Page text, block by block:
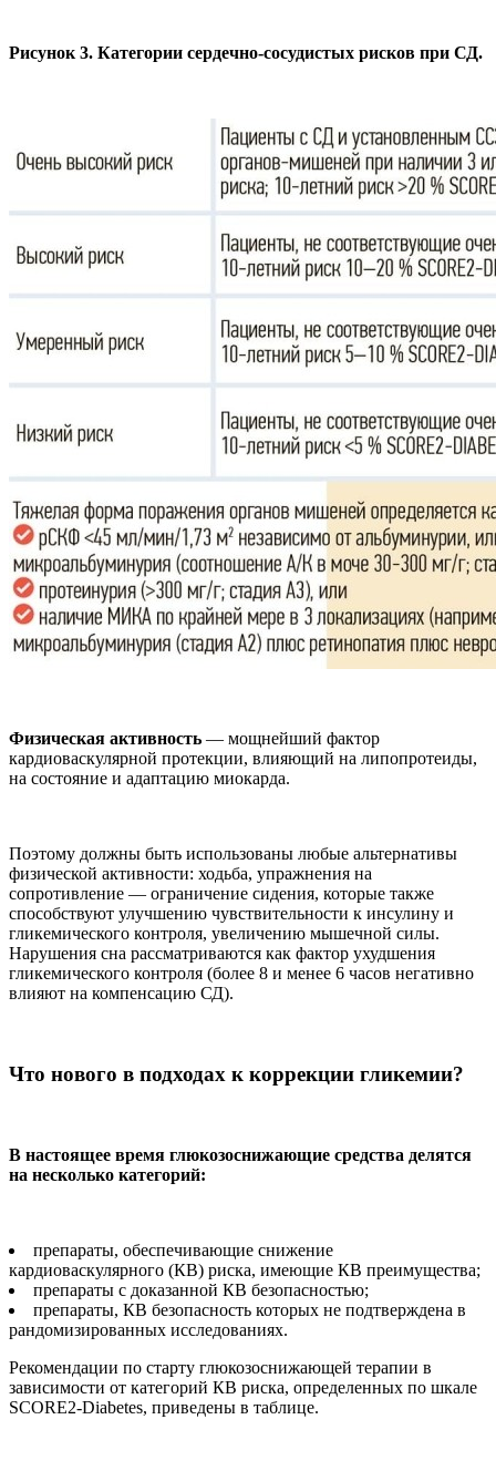
Рисунок 3. Категории сердечно-сосудистых рисков при СД.
Физическая активность — мощнейший фактор
кардиоваскулярной протекции, влияющий на липопротеиды,
на состояние и адаптацию миокарда.
Поэтому должны быть использованы любые альтернативы
физической активности: ходьба, упражнения на
сопротивление — ограничение сидения, которые также
способствуют улучшению чувствительности к инсулину и
гликемического контроля, увеличению мышечной силы.
Нарушения сна рассматриваются как фактор ухудшения
гликемического контроля (более 8 и менее 6 часов негативно
влияют на компенсацию СД).
Что нового в подходах к коррекции гликемии?
В настоящее время глюкозоснижающие средства делятся
на несколько категорий:
препараты, обеспечивающие снижение
кардиоваскулярного (КВ) риска, имеющие КВ преимущества;
препараты с доказанной КВ безопасностью;
препараты, КВ безопасность которых не подтверждена в
рандомизированных исследованиях.
Рекомендации по старту глюкозоснижающей терапии в
зависимости от категорий КВ риска, определенных по шкале
SCORE2-Diabetes, приведены в таблице.